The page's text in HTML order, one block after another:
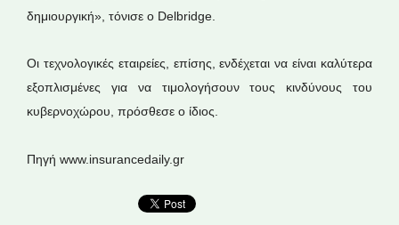
δημιουργική», τόνισε ο Delbridge.
Οι τεχνολογικές εταιρείες, επίσης, ενδέχεται να είναι καλύτερα
εξοπλισμένες για να τιμολογήσουν τους κινδύνους του
κυβερνοχώρου, πρόσθεσε ο ίδιος.
Πηγή www.insurancedaily.gr